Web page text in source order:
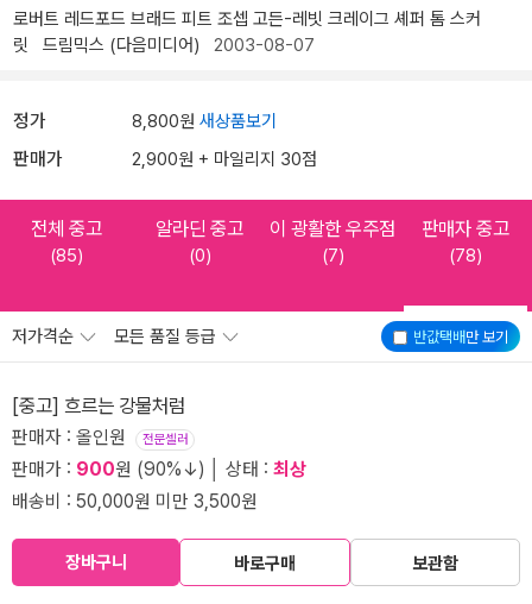
로버트 레드포드 브래드 피트 조셉 고든-레빗 크레이그 셰퍼 톰 스커
릿
드림믹스 (다음미디어) 2003-08-07
정가 8,800원 새상품보기
판매가 2,900원 + 마일리지 30점
전체 중고
(85)
알라딘 중고
(0)
이 광활한 우주점
(7)
판매자 중고
(78)
반값택배만 보기
저가격순 모든 품질 등급
[중고] 흐르는 강물처럼
판매자 : 올인원 전문셀러
판매가 : 900원 (90%↓) │ 상태 : 최상
배송비 : 50,000원 미만 3,500원
장바구니 바로구매 보관함